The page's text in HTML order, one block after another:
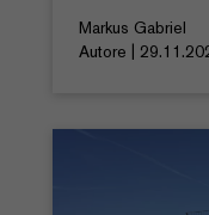
Markus Gabriel
Autore |